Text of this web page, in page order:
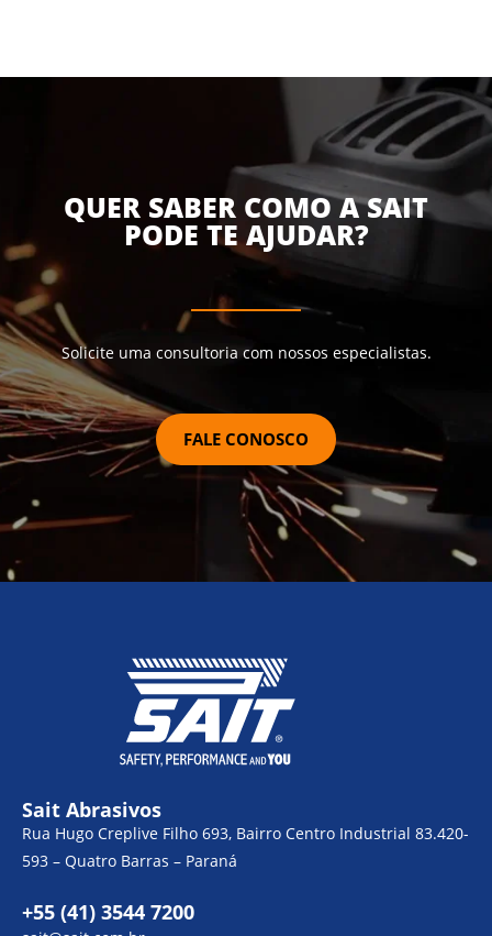
QUER SABER COMO A SAIT
PODE TE AJUDAR?
Solicite uma consultoria com nossos especialistas.
FALE CONOSCO
Sait Abrasivos
Rua Hugo Creplive Filho 693, Bairro Centro Industrial 83.420-
593 – Quatro Barras – Paraná
+55 (41) 3544 7200